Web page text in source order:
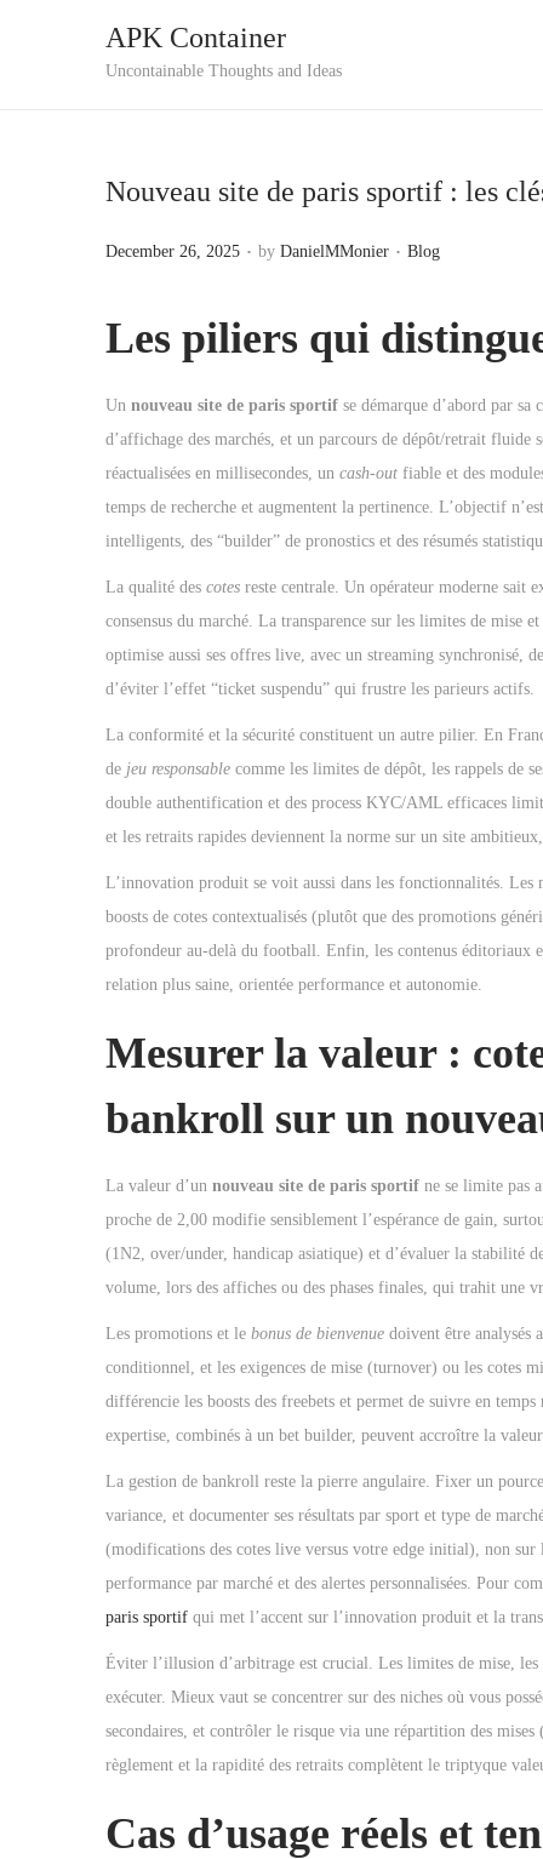
S
t
g
a
t
i
o
n
S
t
e
n
t
APK Container
Uncontainable Thoughts and Ideas
Nouveau site de paris sportif : les
P
t
December 26, 2025 . by DanielMMonier . P
t
d
Blog
Les piliers qui
Un nouveau site de paris sportif se démarque d’abord par
d’affichage des marchés, et un parcours de dépôt/retrait fluide
réactualisées en millisecondes, un cash-out fiable et des
temps de recherche et augmentent la pertinence. L’objectif
intelligents, des “builder” de pronostics et des résumés
La qualité des cotes reste centrale. Un opérateur moderne sait
consensus du marché. La transparence sur les limites de mise
optimise aussi ses offres live, avec un streaming synchronisé,
d’éviter l’effet “ticket suspendu” qui frustre les parieurs actifs.
La conformité et la sécurité constituent un autre pilier. En
de jeu responsable comme les limites de dépôt, les rappels de
double authentification et des process KYC/AML efficaces
et les retraits rapides deviennent la norme sur un site
L’innovation produit se voit aussi dans les fonctionnalités. Les
boosts de cotes contextualisés (plutôt que des promotions
profondeur au-delà du football. Enfin, les contenus éditoriaux
relation plus saine, orientée performance et autonomie.
Mesurer la valeur :
bankroll sur un
La valeur d’un nouveau site de paris sportif ne se limite pas
proche de 2,00 modifie sensiblement l’espérance de gain,
(1N2, over/under, handicap asiatique) et d’évaluer la stabilité
volume, lors des affiches ou des phases finales, qui trahit une
Les promotions et le bonus de bienvenue doivent être analysés
conditionnel, et les exigences de mise (turnover) ou les cotes
différencie les boosts des freebets et permet de suivre en
expertise, combinés à un bet builder, peuvent accroître la
La gestion de bankroll reste la pierre angulaire. Fixer un
variance, et documenter ses résultats par sport et type de
(modifications des cotes live versus votre edge initial), non
performance par marché et des alertes personnalisées. Pour
paris sportif qui met l’accent sur l’innovation produit et la
Éviter l’illusion d’arbitrage est crucial. Les limites de mise,
exécuter. Mieux vaut se concentrer sur des niches où vous
secondaires, et contrôler le risque via une répartition des
règlement et la rapidité des retraits complètent le triptyque
Cas d’usage réels et